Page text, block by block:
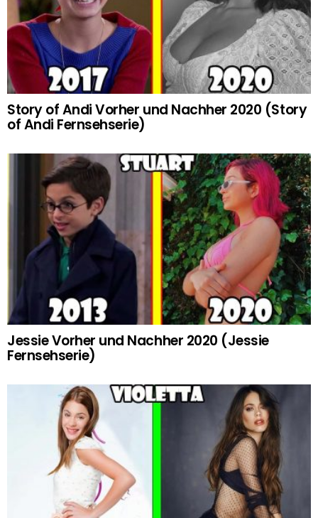
Story of Andi Vorher und Nachher 2020 (Story
of Andi Fernsehserie)
Jessie Vorher und Nachher 2020 (Jessie
Fernsehserie)